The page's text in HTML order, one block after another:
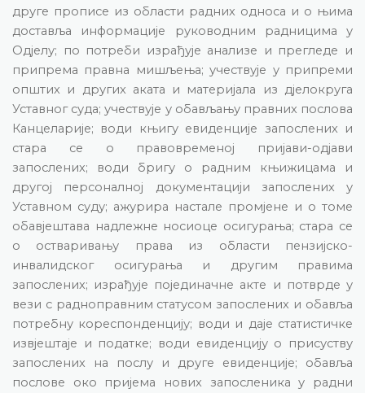
друге прописе из области радних односа и о њима
доставља информације руководним радницима у
Одјелу; по потреби израђује анализе и прегледе и
припрема правна мишљења; учествује у припреми
општих и других аката и материјала из дјелокруга
Уставног суда; учествује у обављању правних послова
Канцеларије; води књигу евиденције запослених и
стара се о правовременој пријави-одјави
запослених; води бригу о радним књижицама и
другој персоналној документацији запослених у
Уставном суду; ажурира настале промјене и о томе
обавјештава надлежне носиоце осигурања; стара се
о остваривању права из области пензијско-
инвалидског осигурања и другим правима
запослених; израђује појединачне акте и потврде у
вези с радноправним статусом запослених и обавља
потребну кореспонденцију; води и даје статистичке
извјештаје и податке; води евиденцију о присуству
запослених на послу и друге евиденције; обавља
послове око пријема нових запосленика у радни